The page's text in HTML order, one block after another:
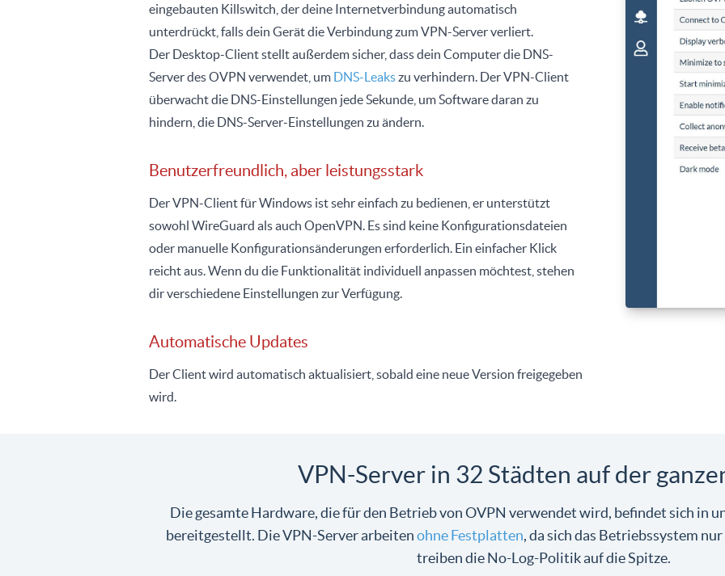
eingebauten Killswitch, der deine Internetverbindung automatisch
unterdrückt, falls dein Gerät die Verbindung zum VPN-Server verliert.
Der Desktop-Client stellt außerdem sicher, dass dein Computer die DNS-
Server des OVPN verwendet, um DNS-Leakszu verhindern. Der VPN-Client
überwacht die DNS-Einstellungen jede Sekunde, um Software daran zu
hindern, die DNS-Server-Einstellungen zu ändern.
Benutzerfreundlich, aber leistungsstark
Der VPN-Client für Windows ist sehr einfach zu bedienen, er unterstützt
sowohl WireGuard als auch OpenVPN. Es sind keine Konfigurationsdateien
oder manuelle Konfigurationsänderungen erforderlich. Ein einfacher Klick
reicht aus. Wenn du die Funktionalität individuell anpassen möchtest, stehen
dir verschiedene Einstellungen zur Verfügung.
Automatische Updates
Der Client wird automatisch aktualisiert, sobald eine neue Version freigegeben
wird.
VPN-Server in 32 Städten auf der
Die gesamte Hardware, die für den Betrieb von OVPN verwendet wird, befindet sich in
bereitgestellt. Die VPN-Server arbeitenohne Festplatten, da sich das Betriebssystem
treiben die No-Log-Politik auf die Spitze.